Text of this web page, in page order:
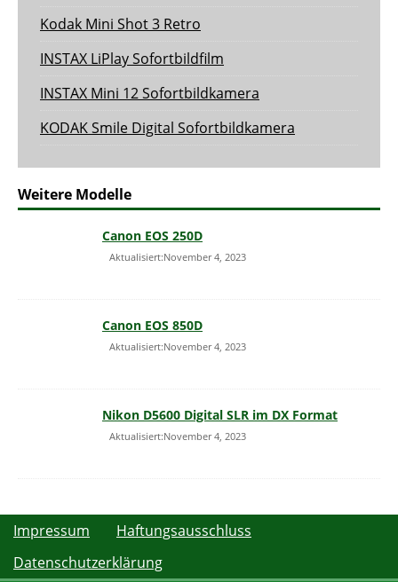
Kodak Mini Shot 3 Retro
INSTAX LiPlay Sofortbildfilm
INSTAX Mini 12 Sofortbildkamera
KODAK Smile Digital Sofortbildkamera
Weitere Modelle
Canon EOS 250D
Aktualisiert:November 4, 2023
Canon EOS 850D
Aktualisiert:November 4, 2023
Nikon D5600 Digital SLR im DX Format
Aktualisiert:November 4, 2023
Impressum
Haftungsausschluss
Datenschutzerklärung